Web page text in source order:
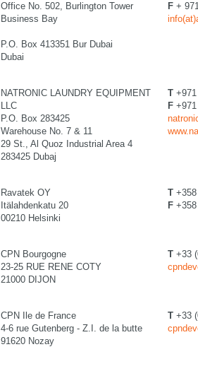
Office No. 502, Burlington Tower
Business Bay
P.O. Box 413351 Bur Dubai
Dubai
F +
NATRONIC LAUNDRY EQUIPMENT
LLC
P.O. Box 283425
Warehouse No. 7 & 11
29 St., Al Quoz Industrial Area 4
283425 Dubaj
T
F
Ravatek OY
Itälahdenkatu 20
00210 Helsinki
T
F
CPN Bourgogne
23-25 RUE RENE COTY
21000 DIJON
T +33
CPN Ile de France
4-6 rue Gutenberg - Z.I. de la butte
91620 Nozay
T +33